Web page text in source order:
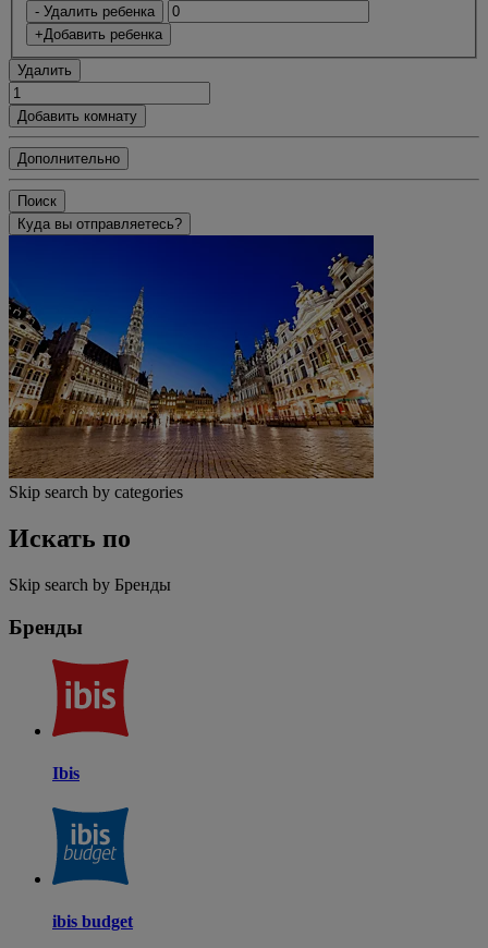
- Удалить ребенка
+Добавить ребенка
Удалить
Добавить комнату
Дополнительно
Поиск
Куда вы отправляетесь?
Skip search by categories
Искать по
Skip search by Бренды
Бренды
Ibis
ibis budget